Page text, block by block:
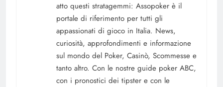
atto questi stratagemmi: Assopoker è il
portale di riferimento per tutti gli
appassionati di gioco in Italia. News,
curiosità, approfondimenti e informazione
sul mondo del Poker, Casinò, Scommesse e
tanto altro. Con le nostre guide poker ABC,
con i pronostici dei tipster e con le